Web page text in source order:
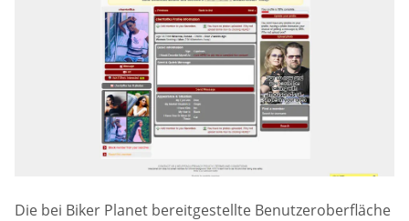
Die bei Biker Planet bereitgestellte Benutzeroberfläche